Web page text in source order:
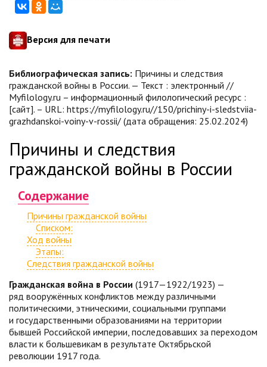
Версия для печати
Библиографическая запись: Причины и следствия
гражданской войны в России. — Текст : электронный //
Myfilology.ru – информационный филологический ресурс :
[сайт]. – URL: https://myfilology.ru//150/prichiny-i-sledstviia-
grazhdanskoi-voiny-v-rossii/ (дата обращения: 25.02.2024)
Причины и следствия
гражданской войны в России
Содержание
Причины гражданской войны
Списком:
Ход войны
Этапы:
Следствия гражданской войны
Гражданская война в России (1917—1922/1923) —
ряд вооружённых конфликтов между различными
политическими, этническими, социальными группами
и государственными образованиями на территории
бывшей Российской империи, последовавших за переходом
власти к большевикам в результате Октябрьской
революции 1917 года.